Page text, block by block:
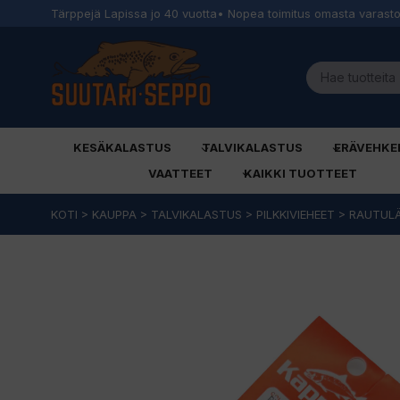
Tärppejä Lapissa jo 40 vuotta• Nopea toimitus omasta
KESÄKALASTUS TALVIKALASTUS
VAATTEET
KAIKKI TUOTTEET
sisältöön
KOTI > KAUPPA > TALVIKALASTUS > PILKKIVIEHEET >